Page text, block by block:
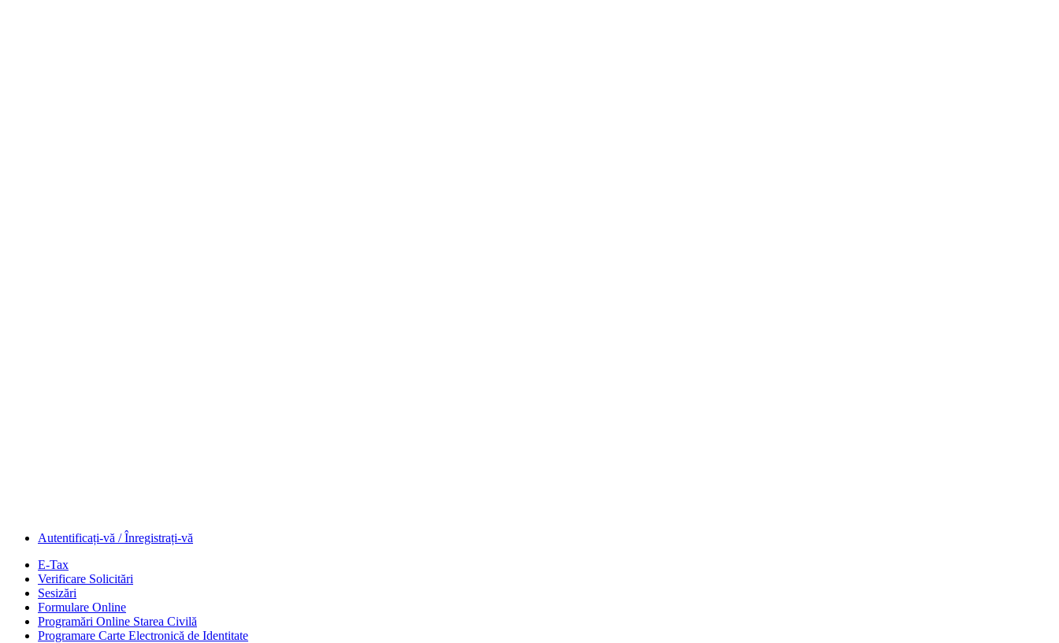
Autentificați-vă / Înregistrați-vă
E-Tax
Verificare Solicitări
Sesizări
Formulare Online
Programări Online Starea Civilă
Programare Carte Electronică de Identitate